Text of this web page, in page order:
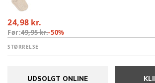
24,98 kr.
Før:49,95 kr.-50%
STØRRELSE
UDSOLGT ONLINE